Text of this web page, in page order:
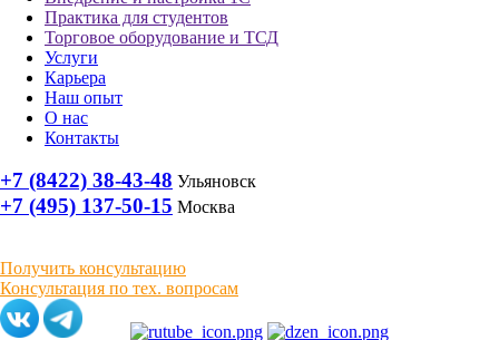
Практика для студентов
Торговое оборудование и ТСД
Услуги
Карьера
Наш опыт
О нас
Контакты
+7 (8422) 38-43-48 Ульяновск
+7 (495) 137-50-15 Москва
Получить консультацию
Консультация по тех. вопросам